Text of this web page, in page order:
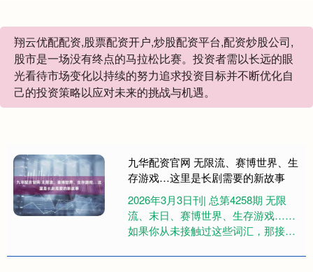
翔云优配配资,股票配资开户,炒股配资平台,配资炒股公司,
股市是一场没有终点的马拉松比赛。投资者需以长远的眼
光看待市场变化以持续的努力追求投资目标并不断优化自
己的投资策略以应对未来的挑战与机遇。
九华配资官网 无限流、赛博世界、生
存游戏…这里是长剧需要的新故事
2026年3月3日刊| 总第4258期 无限
流、末日、赛博世界、生存游戏……
如果你从未接触过这些词汇，那接下
—— 因为，即将有一大....